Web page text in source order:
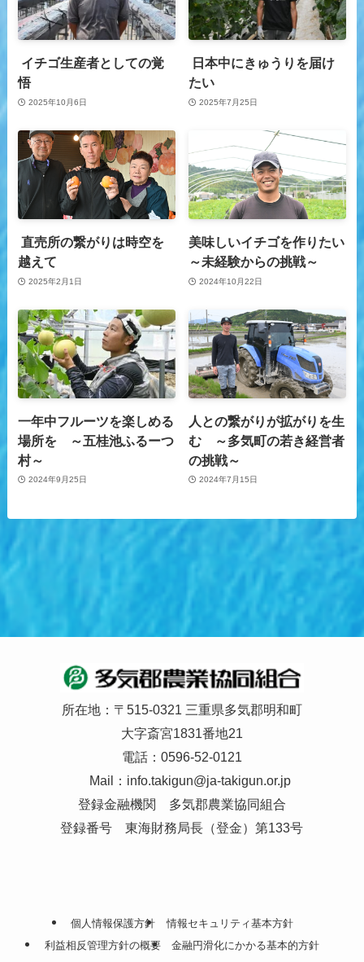
イチゴ生産者としての覚
悟
2025年10月6日
日本中にきゅうりを届け
たい
2025年7月25日
直売所の繋がりは時空を
越えて
2025年2月1日
美味しいイチゴを作りたい
～未経験からの挑戦～
2024年10月22日
一年中フルーツを楽しめる
場所を ～五桂池ふるーつ
村～
2024年9月25日
人との繋がりが拡がりを生
む ～多気町の若き経営者
の挑戦～
2024年7月15日
所在地：〒515-0321 三重県多気郡明和町
大字斎宮1831番地21
電話：0596-52-0121
Mail： info.takigun@ja-takigun.or.jp
登録金融機関 多気郡農業協同組合
登録番号 東海財務局長（登金）第133号
個人情報保護方針
情報セキュリティ基本方針
利益相反管理方針の概要
金融円滑化にかかる基本的方針